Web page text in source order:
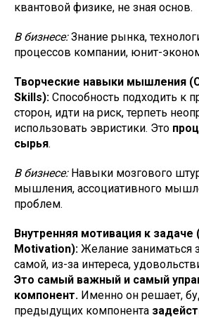
квантовой физике, не зная основ.
В бизнесе:Знание рынка,
процессов компании, юнит-
Творческие навыки мышления
Skills): Способность подходить к
сторон, идти на риск, терпеть
использовать эвристики. Это
сырья.
В бизнесе:Навыки мозгового
мышления, ассоциативного
проблем.
Внутренняя мотивация к
Motivation): Желание заниматься
самой, из-за интереса,
Это самый важный и самый
компонент. Именно он решает,
предыдущих компонента